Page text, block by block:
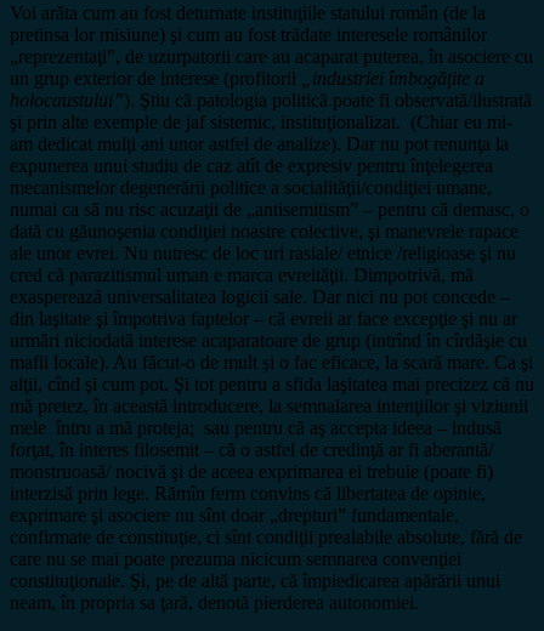
Voi arăta cum au fost deturnate instituţiile statului român (de la
pretinsa lor misiune) şi cum au fost trădate interesele românilor
„reprezentaţi”, de uzurpatorii care au acaparat puterea, în asociere cu
un grup exterior de interese (profitorii
„industriei îmbogăţite a
holocaustului”). Ştiu că patologia politică poate fi observată/ilustrată
şi prin alte exemple de jaf sistemic, instituţionalizat. (Chiar eu mi-
am dedicat mulţi ani unor astfel de analize). Dar nu pot renunţa la
expunerea unui studiu de caz atît de expresiv pentru înţelegerea
mecanismelor degenerării politice a socialităţii/condiţiei umane,
numai ca să nu risc acuzaţii de „antisemitism” – pentru că demasc, o
dată cu găunoşenia condiţiei noastre colective, şi manevrele rapace
ale unor evrei. Nu nutresc de loc uri rasiale/ etnice /religioase şi nu
cred că parazitismul uman e marca evreităţii. Dimpotrivă, mă
exasperează universalitatea logicii sale. Dar nici nu pot concede –
din laşitate şi împotriva faptelor – că evreii ar face excepţie şi nu ar
urmări niciodată interese acaparatoare de grup (intrînd în cîrdăşie cu
mafii locale). Au făcut-o de mult şi o fac eficace, la scară mare. Ca şi
alţii, cînd şi cum pot. Şi tot pentru a sfida laşitatea mai precizez că nu
mă pretez, în această introducere, la semnalarea intenţiilor şi viziunii
mele întru a mă proteja; sau pentru că aş accepta ideea – indusă
forţat, în interes filosemit – că o astfel de credinţă ar fi aberantă/
monstruoasă/ nocivă şi de aceea exprimarea ei trebuie (poate fi)
interzisă prin lege. Rămîn ferm convins că libertatea de opinie,
exprimare şi asociere nu sînt doar „drepturi” fundamentale,
confirmate de constituţie, ci sînt condiţii prealabile absolute, fără de
care nu se mai poate prezuma nicicum semnarea convenţiei
constituţionale. Şi, pe de altă parte, că împiedicarea apărării unui
neam, în propria sa ţară, denotă pierderea autonomiei.